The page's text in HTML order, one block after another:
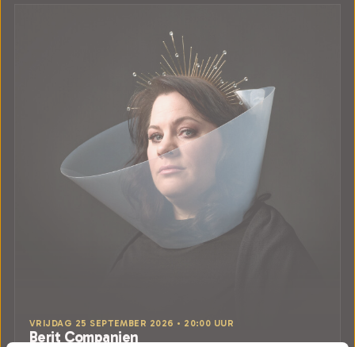
VRIJDAG 25 SEPTEMBER 2026 • 20:00 UUR
Berit Companjen